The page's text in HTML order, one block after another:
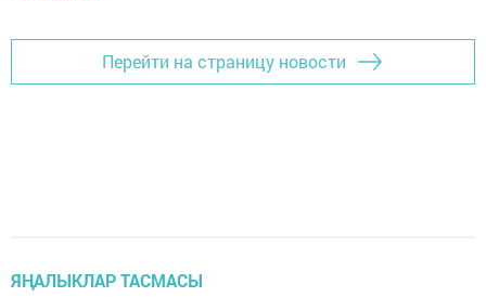
Перейти на страницу новости
ЯҢАЛЫКЛАР ТАСМАСЫ